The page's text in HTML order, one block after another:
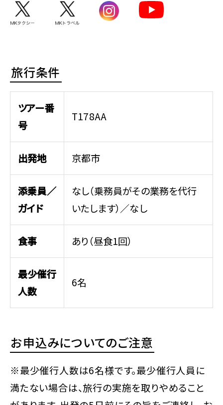
旅行条件
ツアー番
号
T178AA
出発地 京都市
添乗員／
ガイド
なし（乗務員がその業務を代行
いたします）／なし
食事 あり（昼食1回）
最少催行
人数
6名
お申込みについてのご注意
※最少催行人数は6名様です。最少催行人員に
満たない場合は、旅行の実施を取りやめること